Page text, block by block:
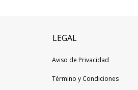
LEGAL
Aviso de Privacidad
Término y Condiciones